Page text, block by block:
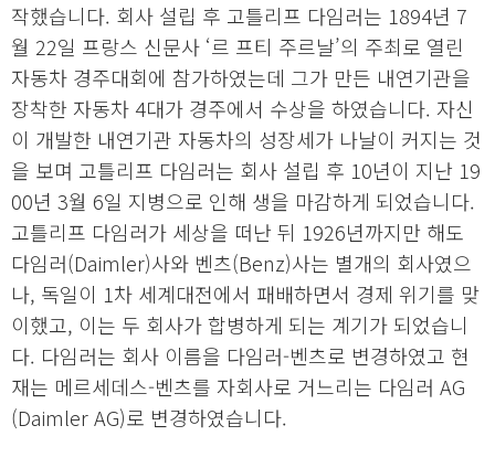
작했습니다. 회사 설립 후 고틀리프 다임러는 1894년 7
월 22일 프랑스 신문사 ‘르 프티 주르날’의 주최로 열린
자동차 경주대회에 참가하였는데 그가 만든 내연기관을
장착한 자동차 4대가 경주에서 수상을 하였습니다. 자신
이 개발한 내연기관 자동차의 성장세가 나날이 커지는 것
을 보며 고틀리프 다임러는 회사 설립 후 10년이 지난 19
00년 3월 6일 지병으로 인해 생을 마감하게 되었습니다.
고틀리프 다임러가 세상을 떠난 뒤 1926년까지만 해도
다임러(Daimler)사와 벤츠(Benz)사는 별개의 회사였으
나, 독일이 1차 세계대전에서 패배하면서 경제 위기를 맞
이했고, 이는 두 회사가 합병하게 되는 계기가 되었습니
다. 다임러는 회사 이름을 다임러-벤츠로 변경하였고 현
재는 메르세데스-벤츠를 자회사로 거느리는 다임러 AG
(Daimler AG)로 변경하였습니다.